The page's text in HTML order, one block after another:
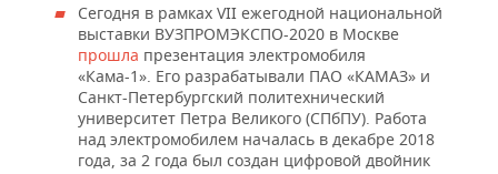
Сегодня в рамках VII ежегодной национальной
выставки ВУЗПРОМЭКСПО-2020 в Москве
прошла презентация электромобиля
«Кама-1». Его разрабатывали ПАО «КАМАЗ» и
Санкт-Петербургский политехнический
университет Петра Великого (СПбПУ). Работа
над электромобилем началась в декабре 2018
года, за 2 года был создан цифровой двойник